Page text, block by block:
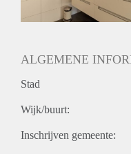
ALGEMENE
Stad
Wijk/buurt:
Inschrijven gemeente: